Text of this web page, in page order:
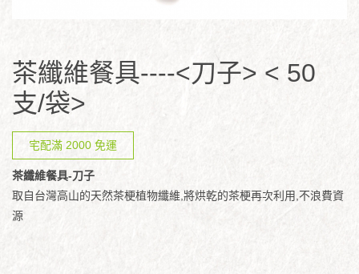
茶纖維餐具----<刀子> < 50
支/袋>
宅配滿 2000 免運
茶纖維餐具-刀子
取自台灣高山的天然茶梗植物纖維,將烘乾的茶梗再次利用,不浪費資
源